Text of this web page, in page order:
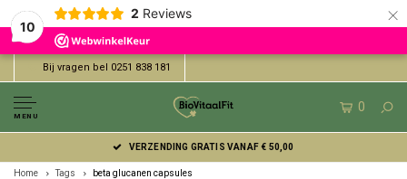
10
2 Reviews ×
Bij vragen bel 0251 838 181
MENU
0
VERZENDING GRATIS VANAF € 50,00
Home Tags beta glucanen capsules